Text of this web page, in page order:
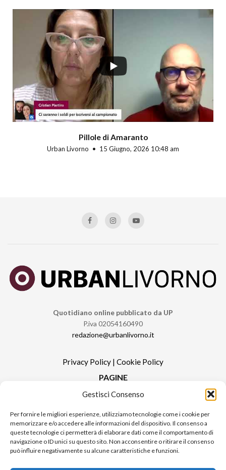
Gestisci Consenso
Per fornire le migliori esperienze, utilizziamo tecnologie come i cookie per
memorizzare e/o accedere alle informazioni del dispositivo. Il consenso a
queste tecnologie ci permetterà di elaborare dati come il comportamento di
navigazione o ID unici su questo sito. Non acconsentire o ritirare il consenso
può influire negativamente su alcune caratteristiche e funzioni.
Pillole di Amaranto
Urban Livorno 15 Giugno, 2026 10:48 am
Quotidiano online pubblicato da UP
P.iva 02054160490
redazione@urbanlivorno.it
Privacy Policy | Cookie Policy
PAGINE
Redazione
Contatti
Pubblicità
Sitemap
RUBRICHE